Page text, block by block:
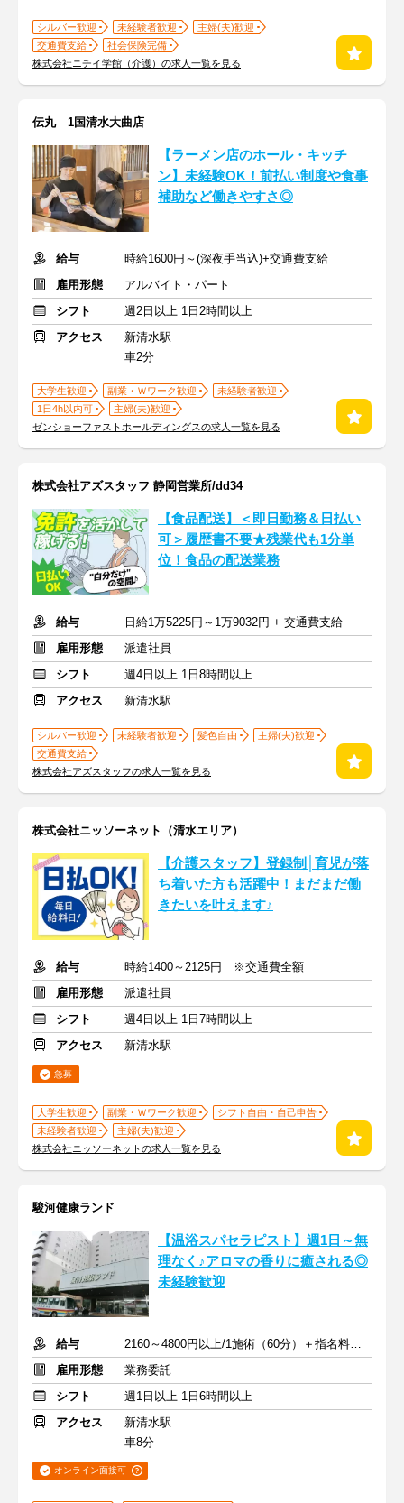
シルバー歓迎 未経験者歓迎
主婦(夫)歓迎
交通費支給
社会保険完備
株式会社ニチイ学館（介護）の求人一覧を見る
伝丸 1国清水大曲店
【ラーメン店のホール・キッチ
ン】未経験OK！前払い制度や食事
補助など働きやすさ◎
給与
時給1600円～(深夜手当込)+交通費支給
雇用形態
アルバイト・パート
シフト
週2日以上 1日2時間以上
アクセス
新清水駅
車2分
大学生歓迎 副業・Ｗワーク歓迎
未経験者歓迎
1日4h以内可
主婦(夫)歓迎
ゼンショーファストホールディングスの求人一覧を見る
株式会社アズスタッフ 静岡営業所/dd34
【食品配送】＜即日勤務＆日払い
可＞履歴書不要★残業代も1分単
位！食品の配送業務
給与
日給1万5225円～1万9032円 + 交通費支給
雇用形態
派遣社員
シフト
週4日以上 1日8時間以上
アクセス
新清水駅
シルバー歓迎 未経験者歓迎 髪色自由
主婦(夫)歓迎
交通費支給
株式会社アズスタッフの求人一覧を見る
株式会社ニッソーネット（清水エリア）
【介護スタッフ】登録制│育児が落
ち着いた方も活躍中！まだまだ働
きたいを叶えます♪
給与
時給1400～2125円 ※交通費全額
雇用形態
派遣社員
シフト
週4日以上 1日7時間以上
アクセス
新清水駅
急募
大学生歓迎 副業・Ｗワーク歓迎
シフト自由・自己申告
未経験者歓迎
主婦(夫)歓迎
株式会社ニッソーネットの求人一覧を見る
駿河健康ランド
【温浴スパセラピスト】週1日～無
理なく♪アロマの香りに癒される◎
未経験歓迎
給与
2160～4800円以上/1施術（60分）＋指名料・インセン
雇用形態
業務委託
シフト
週1日以上 1日6時間以上
アクセス
新清水駅
車8分
オンライン面接可